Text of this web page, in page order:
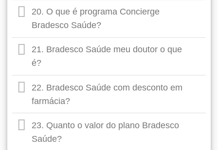
20. O que é programa Concierge
Bradesco Saúde?
21. Bradesco Saúde meu doutor o que
é?
22. Bradesco Saúde com desconto em
farmácia?
23. Quanto o valor do plano Bradesco
Saúde?